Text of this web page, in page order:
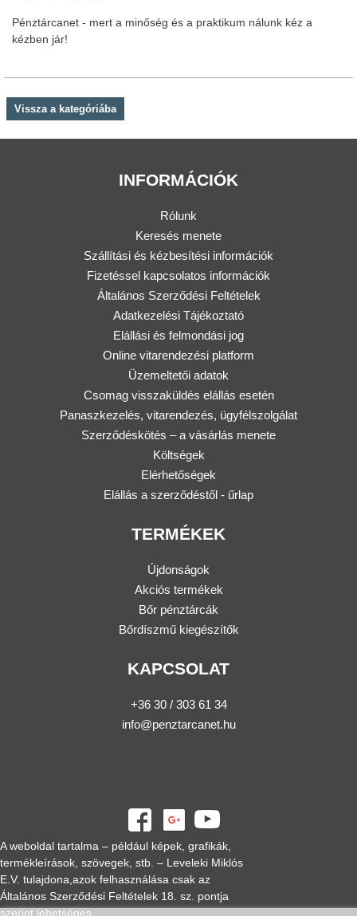
Pénztárcanet - mert a minőség és a praktikum nálunk kéz a
kézben jár!
Vissza a kategóriába
INFORMÁCIÓK
Rólunk
Keresés menete
Szállítási és kézbesítési információk
Fizetéssel kapcsolatos információk
Általános Szerződési Feltételek
Adatkezelési Tájékoztató
Elállási és felmondási jog
Online vitarendezési platform
Üzemeltetői adatok
Csomag visszaküldés elállás esetén
Panaszkezelés, vitarendezés, ügyfélszolgálat
Szerződéskötés – a vásárlás menete
Költségek
Elérhetőségek
Elállás a szerződéstől - űrlap
TERMÉKEK
Újdonságok
Akciós termékek
Bőr pénztárcák
Bőrdíszmű kiegészítők
KAPCSOLAT
+36 30 / 303 61 34
info@penztarcanet.hu
A weboldal tartalma – például képek, grafikák,
termékleírások, szövegek, stb. – Leveleki Miklós
E.V. tulajdona,azok felhasználása csak az
Általános Szerződési Feltételek 18. sz. pontja
szerint lehetséges.